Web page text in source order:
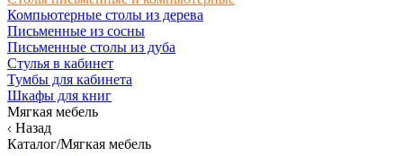
Компьютерные столы из дерева
Письменные из сосны
Письменные столы из дуба
Стулья в кабинет
Тумбы для кабинета
Шкафы для книг
Мягкая мебель
Назад
Каталог/Мягкая мебель